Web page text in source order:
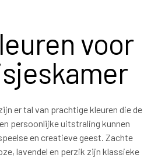
voor
er tal van prachtige kleuren die de
persoonlijke uitstraling kunnen
en creatieve geest. Zachte
lavendel en perzik zijn klassieke